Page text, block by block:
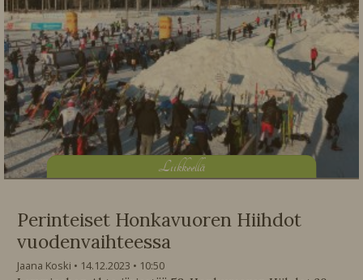
Liikkeellä
Perinteiset Honkavuoren Hiihdot
vuodenvaihteessa
Jaana Koski 14.12.2023
10:50